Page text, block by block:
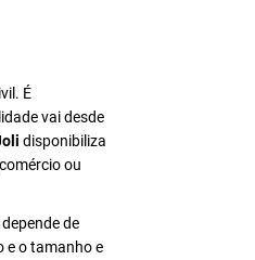
É
vai desde
disponibiliza
ou
de
e o tamanho e